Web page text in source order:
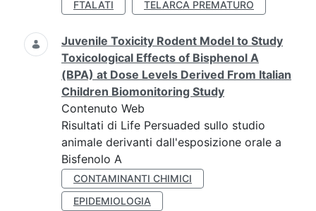
FTALATI
TELARCA PREMATURO
Juvenile Toxicity Rodent Model to Study
Toxicological Effects of Bisphenol A
(BPA) at Dose Levels Derived From Italian
Children Biomonitoring Study
Contenuto Web
Risultati di Life Persuaded sullo studio
animale derivanti dall'esposizione orale a
Bisfenolo A
CONTAMINANTI CHIMICI
EPIDEMIOLOGIA